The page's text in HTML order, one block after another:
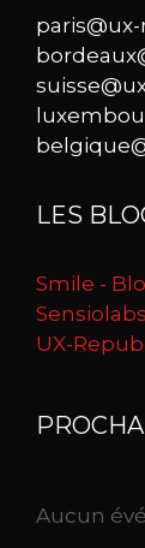
LES
Smile -
UX-
Aucun